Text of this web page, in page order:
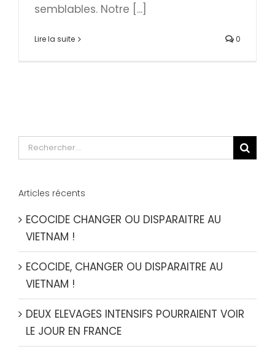
semblables. Notre [...]
Lire la suite 0
Rechercher:
Articles récents
ECOCIDE CHANGER OU DISPARAITRE AU
VIETNAM !
ECOCIDE, CHANGER OU DISPARAITRE AU
VIETNAM !
DEUX ELEVAGES INTENSIFS POURRAIENT VOIR
LE JOUR EN FRANCE